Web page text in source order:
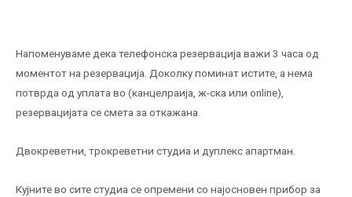
Напоменуваме дека телефонска резервација важи 3 часа од
моментот на резервација. Доколку поминат истите, а нема
потврда од уплата во (канцелраија, ж-ска или оnline),
резервацијата се смета за откажана.
Двокреветни, трокреветни студиа и дуплекс апартман.
Кујните во сите студиа се опремени со најосновен прибор за